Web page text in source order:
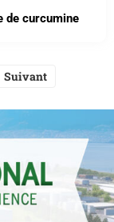
de curcumine
Suivant